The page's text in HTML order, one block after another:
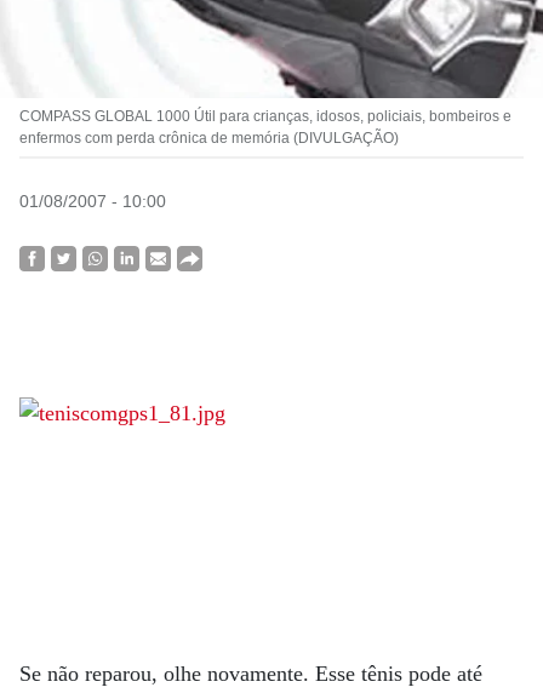
COMPASS GLOBAL 1000 Útil para crianças, idosos, policiais, bombeiros e
enfermos com perda crônica de memória (DIVULGAÇÃO)
01/08/2007 - 10:00
Se não reparou, olhe novamente. Esse tênis pode até